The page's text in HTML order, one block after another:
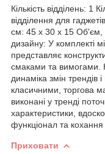
Кількість відділень: 1
відділення для
см: 45 x 30 x 15 Об'єм,
дизайну: У комплекті
представляє
смаками та вимогами.
динаміка змін трендів
класичними, торгова
виконані у тренді
характеристики,
функціонал та
Приховати